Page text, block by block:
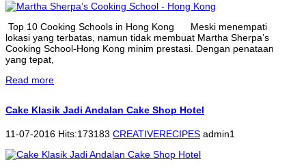
Top 10 Cooking Schools in Hong Kong Meski menempati
lokasi yang terbatas, namun tidak membuat Martha Sherpa’s
Cooking School-Hong Kong minim prestasi. Dengan penataan
yang tepat,
Read more
Cake Klasik Jadi Andalan Cake Shop Hotel
11-07-2016 Hits:173183 CREATIVERECIPES admin1